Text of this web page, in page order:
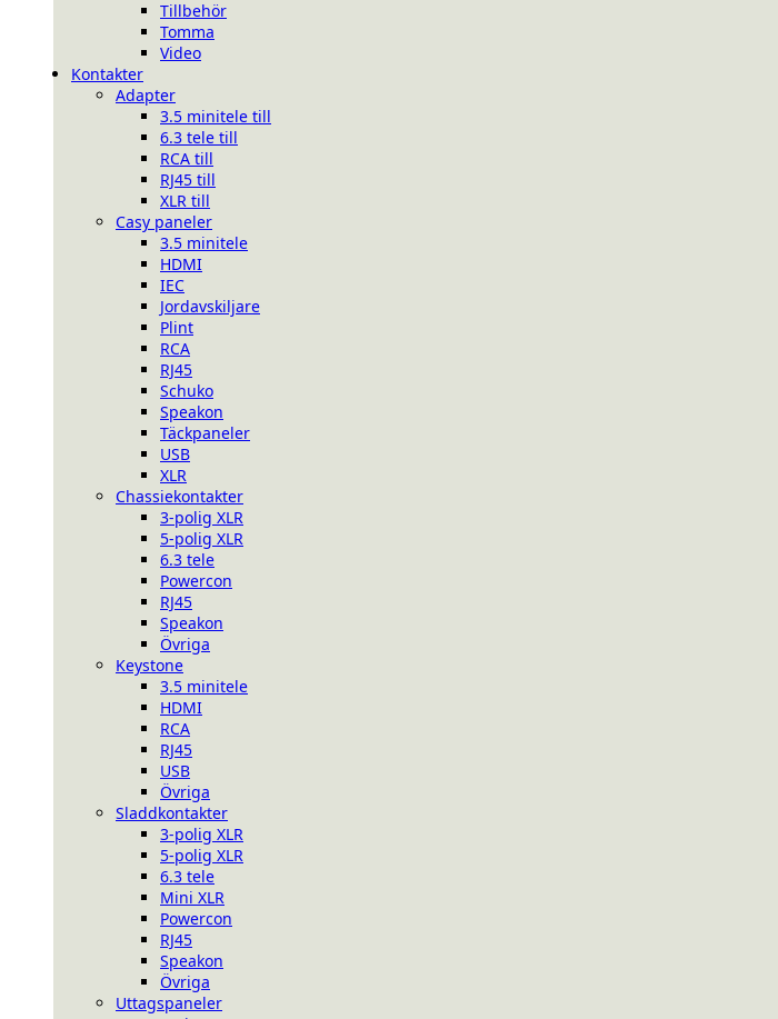
Tillbehör
Tomma
Video
Kontakter
Adapter
3.5 minitele till
6.3 tele till
RCA till
RJ45 till
XLR till
Casy paneler
3.5 minitele
HDMI
IEC
Jordavskiljare
Plint
RCA
RJ45
Schuko
Speakon
Täckpaneler
USB
XLR
Chassiekontakter
3-polig XLR
5-polig XLR
6.3 tele
Powercon
RJ45
Speakon
Övriga
Keystone
3.5 minitele
HDMI
RCA
RJ45
USB
Övriga
Sladdkontakter
3-polig XLR
5-polig XLR
6.3 tele
Mini XLR
Powercon
RJ45
Speakon
Övriga
Uttagspaneler